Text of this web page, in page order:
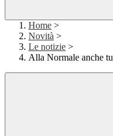
Home >
Novità >
Le notizie >
Alla Normale anche tu